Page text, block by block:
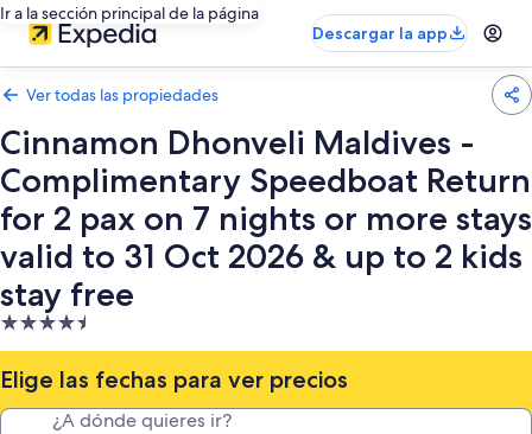
Ir a la sección principal de la página
Descargar la app
Ver todas las propiedades
Cinnamon Dhonveli Maldives -
Complimentary Speedboat Return
for 2 pax on 7 nights or more stays
valid to 31 Oct 2026 & up to 2 kids
stay free
Propiedad
de
4.5
estrellas
Elige las fechas para ver precios
¿A dónde quieres ir?